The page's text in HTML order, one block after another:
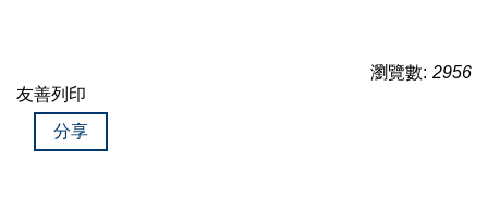
瀏覽數: 2956
友善列印
分享